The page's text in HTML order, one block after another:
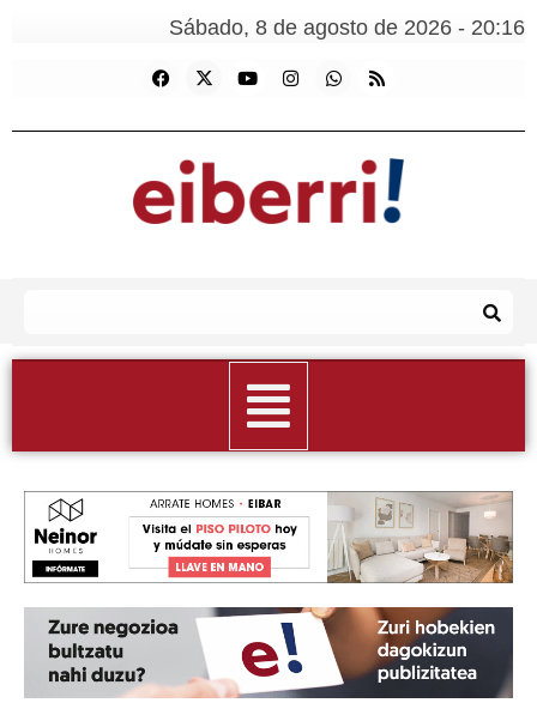
Sábado, 8 de agosto de 2026 - 20:16